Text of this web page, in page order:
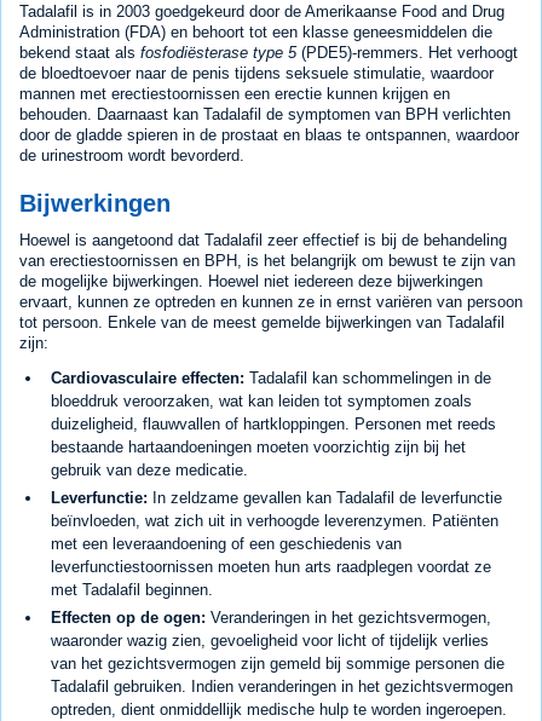
Tadalafil is in 2003 goedgekeurd door de Amerikaanse Food and Drug
Administration (FDA) en behoort tot een klasse geneesmiddelen die
bekend staat als fosfodiësterase type 5(PDE5)-remmers. Het verhoogt
de bloedtoevoer naar de penis tijdens seksuele stimulatie, waardoor
mannen met erectiestoornissen een erectie kunnen krijgen en
behouden. Daarnaast kan Tadalafil de symptomen van BPH verlichten
door de gladde spieren in de prostaat en blaas te ontspannen, waardoor
de urinestroom wordt bevorderd.
Bijwerkingen
Hoewel is aangetoond dat Tadalafil zeer effectief is bij de behandeling
van erectiestoornissen en BPH, is het belangrijk om bewust te zijn van
de mogelijke bijwerkingen. Hoewel niet iedereen deze bijwerkingen
ervaart, kunnen ze optreden en kunnen ze in ernst variëren van persoon
tot persoon. Enkele van de meest gemelde bijwerkingen van Tadalafil
zijn:
Cardiovasculaire effecten: Tadalafil kan schommelingen in de
bloeddruk veroorzaken, wat kan leiden tot symptomen zoals
duizeligheid, flauwvallen of hartkloppingen. Personen met reeds
bestaande hartaandoeningen moeten voorzichtig zijn bij het
gebruik van deze medicatie.
Leverfunctie: In zeldzame gevallen kan Tadalafil de leverfunctie
beïnvloeden, wat zich uit in verhoogde leverenzymen. Patiënten
met een leveraandoening of een geschiedenis van
leverfunctiestoornissen moeten hun arts raadplegen voordat ze
met Tadalafil beginnen.
Effecten op de ogen: Veranderingen in het gezichtsvermogen,
waaronder wazig zien, gevoeligheid voor licht of tijdelijk verlies
van het gezichtsvermogen zijn gemeld bij sommige personen die
Tadalafil gebruiken. Indien veranderingen in het gezichtsvermogen
optreden, dient onmiddellijk medische hulp te worden ingeroepen.